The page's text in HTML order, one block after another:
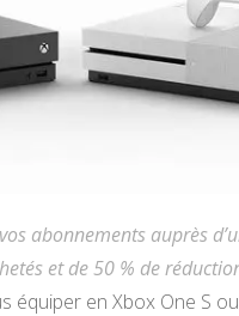
abonnements auprès
et de 50 % de
équiper en Xbox One S